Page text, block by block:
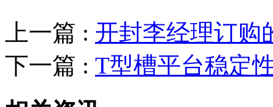
上一篇 : 开封李经理订购
下一篇 : T型槽平台稳定